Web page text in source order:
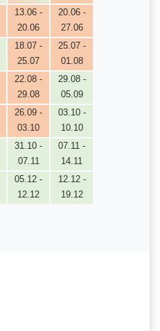
13.06 -
20.06
20.06 -
27.06
18.07 -
25.07
25.07 -
01.08
22.08 -
29.08
29.08 -
05.09
26.09 -
03.10
03.10 -
10.10
31.10 -
07.11
07.11 -
14.11
05.12 -
12.12
12.12 -
19.12